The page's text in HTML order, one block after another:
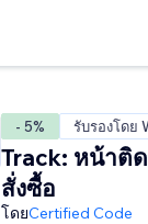
- 5% รับรองโดย
Track: หน้าติ
สั่งซื้อ
โดยCertified Code